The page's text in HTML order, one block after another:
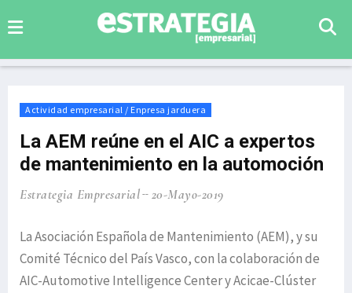
Actividad empresarial / Enpresa jarduera
La AEM reúne en el AIC a expertos
de mantenimiento en la automoción
Estrategia Empresarial 20-Mayo-2019
La Asociación Española de Mantenimiento (AEM), y su
Comité Técnico del País Vasco, con la colaboración de
AIC-Automotive Intelligence Center y Acicae-Clúster